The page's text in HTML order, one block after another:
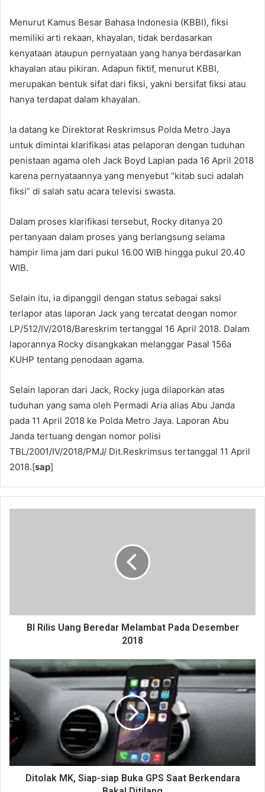
Menurut Kamus Besar Bahasa Indonesia (KBBI), fiksi
memiliki arti rekaan, khayalan, tidak berdasarkan
kenyataan ataupun pernyataan yang hanya berdasarkan
khayalan atau pikiran. Adapun fiktif, menurut KBBI,
merupakan bentuk sifat dari fiksi, yakni bersifat fiksi atau
hanya terdapat dalam khayalan.
Ia datang ke Direktorat Reskrimsus Polda Metro Jaya
untuk dimintai klarifikasi atas pelaporan dengan tuduhan
penistaan agama oleh Jack Boyd Lapian pada 16 April 2018
karena pernyataannya yang menyebut “kitab suci adalah
fiksi” di salah satu acara televisi swasta.
Dalam proses klarifikasi tersebut, Rocky ditanya 20
pertanyaan dalam proses yang berlangsung selama
hampir lima jam dari pukul 16.00 WIB hingga pukul 20.40
WIB.
Selain itu, ia dipanggil dengan status sebagai saksi
terlapor atas laporan Jack yang tercatat dengan nomor
LP/512/IV/2018/Bareskrim tertanggal 16 April 2018. Dalam
laporannya Rocky disangkakan melanggar Pasal 156a
KUHP tentang penodaan agama.
Selain laporan dari Jack, Rocky juga dilaporkan atas
tuduhan yang sama oleh Permadi Aria alias Abu Janda
pada 11 April 2018 ke Polda Metro Jaya. Laporan Abu
Janda tertuang dengan nomor polisi
TBL/2001/IV/2018/PMJ/ Dit.Reskrimsus tertanggal 11 April
2018.[sap]
BI Rilis Uang Beredar Melambat Pada Desember
2018
Ditolak MK, Siap-siap Buka GPS Saat Berkendara